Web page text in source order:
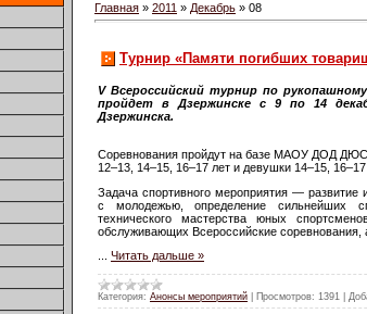
Главная » 2011 » Декабрь » 08
Турнир «Памяти погибших
V Всероссийский турнир по
пройдет в
Дзержинске с 9 по 14
Дзержинска.
Соревнования пройдут на базе МАОУ ДОД
12–13, 14–15, 16–17 лет и девушки 14–15, 16–17
Задача спортивного мероприятия —развитие
с
молодежью, определение сильнейших
технического мастерства юных
обслуживающих Всероссийские соревнования,
Читать дальше »
Категория: Анонсы мероприятий Просмотров: 1391